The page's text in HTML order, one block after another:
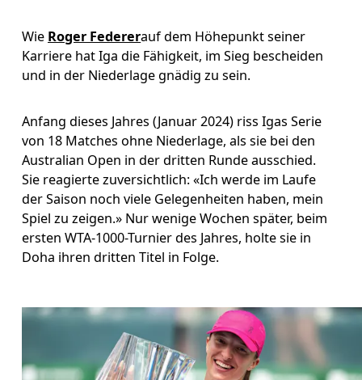
Wie Roger Federerauf dem Höhepunkt seiner
Karriere hat Iga die Fähigkeit, im Sieg bescheiden
und in der Niederlage gnädig zu sein.
Anfang dieses Jahres (Januar 2024) riss Igas Serie
von 18 Matches ohne Niederlage, als sie bei den
Australian Open in der dritten Runde ausschied.
Sie reagierte zuversichtlich: «Ich werde im Laufe
der Saison noch viele Gelegenheiten haben, mein
Spiel zu zeigen.» Nur wenige Wochen später, beim
ersten WTA-1000-Turnier des Jahres, holte sie in
Doha ihren dritten Titel in Folge.